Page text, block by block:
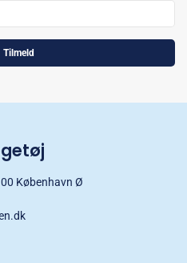
Tilmeld
København Ø